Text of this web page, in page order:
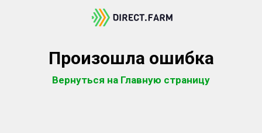
Произошла ошибка
Вернуться на Главную страницу